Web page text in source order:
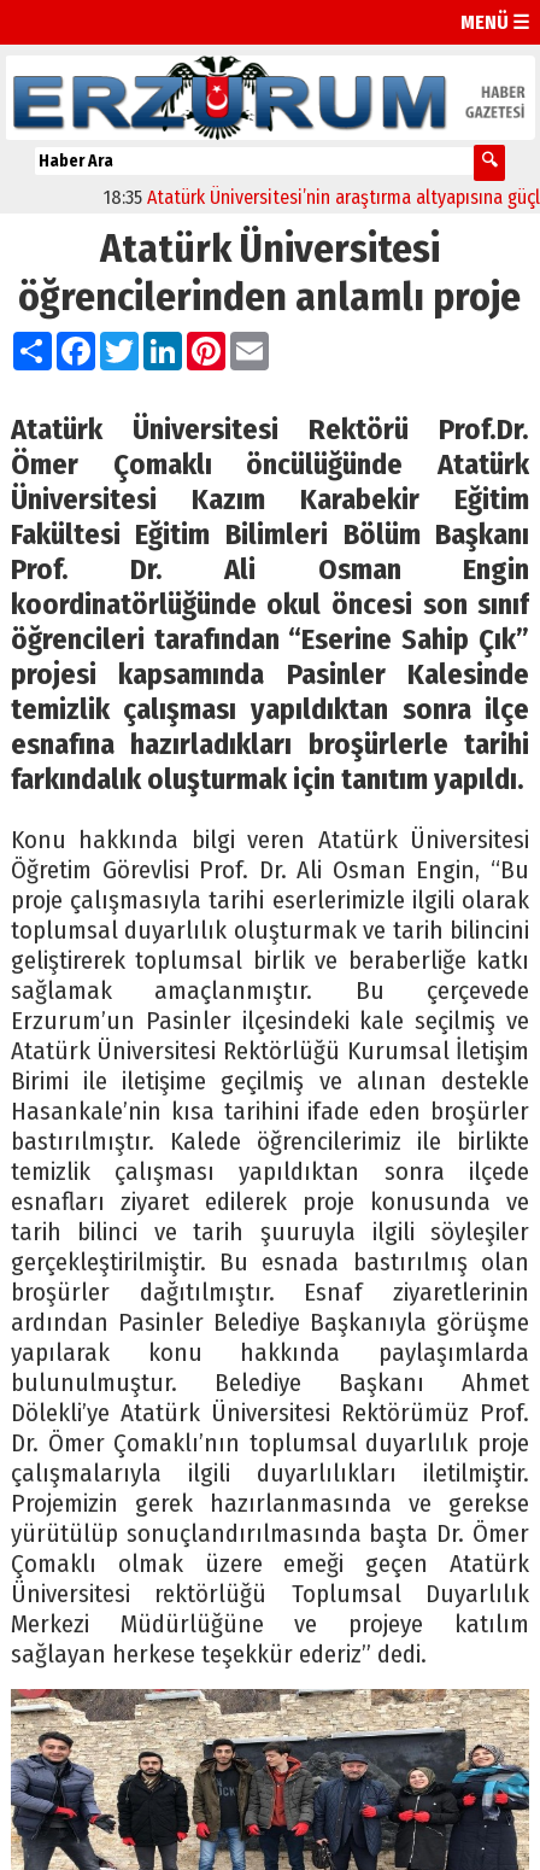
MENÜ ☰
Atatürk Üniversitesi’nin araştırma altyapısına güçlü
Atatürk Üniversitesi
öğrencilerinden anlamlı proje
PaylaşFacebook
TwitterLinkedIn
Pinterest
Email
Atatürk Üniversitesi Rektörü Prof.Dr.
Ömer Çomaklı öncülüğünde Atatürk
Üniversitesi Kazım Karabekir Eğitim
Fakültesi Eğitim Bilimleri Bölüm Başkanı
Prof. Dr. Ali Osman Engin
koordinatörlüğünde okul öncesi son sınıf
öğrencileri tarafından “Eserine Sahip Çık”
projesi kapsamında Pasinler Kalesinde
temizlik çalışması yapıldıktan sonra ilçe
esnafına hazırladıkları broşürlerle tarihi
farkındalık oluşturmak için tanıtım yapıldı.
Konu hakkında bilgi veren Atatürk Üniversitesi
Öğretim Görevlisi Prof. Dr. Ali Osman Engin, “Bu
proje çalışmasıyla tarihi eserlerimizle ilgili olarak
toplumsal duyarlılık oluşturmak ve tarih bilincini
geliştirerek toplumsal birlik ve beraberliğe katkı
sağlamak amaçlanmıştır. Bu çerçevede
Erzurum’un Pasinler ilçesindeki kale seçilmiş ve
Atatürk Üniversitesi Rektörlüğü Kurumsal İletişim
Birimi ile iletişime geçilmiş ve alınan destekle
Hasankale’nin kısa tarihini ifade eden broşürler
bastırılmıştır. Kalede öğrencilerimiz ile birlikte
temizlik çalışması yapıldıktan sonra ilçede
esnafları ziyaret edilerek proje konusunda ve
tarih bilinci ve tarih şuuruyla ilgili söyleşiler
gerçekleştirilmiştir. Bu esnada bastırılmış olan
broşürler dağıtılmıştır. Esnaf ziyaretlerinin
ardından Pasinler Belediye Başkanıyla görüşme
yapılarak konu hakkında paylaşımlarda
bulunulmuştur. Belediye Başkanı Ahmet
Dölekli’ye Atatürk Üniversitesi Rektörümüz Prof.
Dr. Ömer Çomaklı’nın toplumsal duyarlılık proje
çalışmalarıyla ilgili duyarlılıkları iletilmiştir.
Projemizin gerek hazırlanmasında ve gerekse
yürütülüp sonuçlandırılmasında başta Dr. Ömer
Çomaklı olmak üzere emeği geçen Atatürk
Üniversitesi rektörlüğü Toplumsal Duyarlılık
Merkezi Müdürlüğüne ve projeye katılım
sağlayan herkese teşekkür ederiz” dedi.